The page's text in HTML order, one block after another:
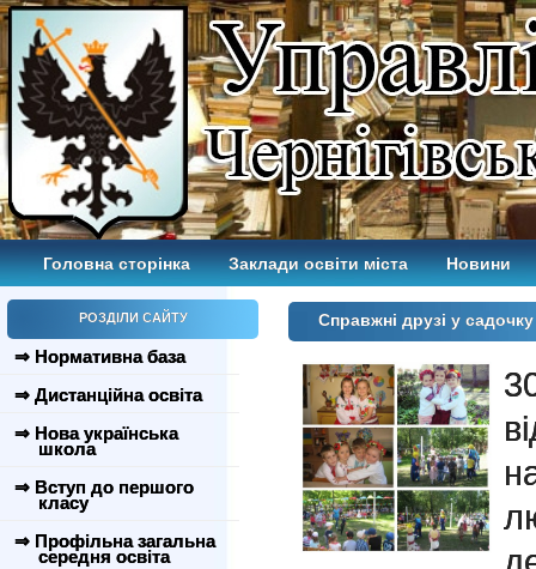
Головна сторінка Заклади освіти міста Новини
РОЗДІЛИ САЙТУ
⇒ Нормативна база
⇒ Дистанційна освіта
⇒ Нова українська
школа
⇒ Вступ до першого
класу
⇒ Профільна загальна
середня освіта
Справжні друзі у